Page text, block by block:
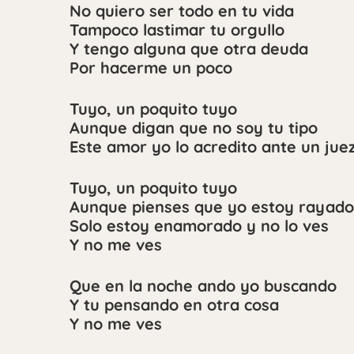
No quiero ser todo en tu vida
Tampoco lastimar tu orgullo
Y tengo alguna que otra deuda
Por hacerme un poco
Tuyo, un poquito tuyo
Aunque digan que no soy tu tipo
Este amor yo lo acredito ante un
Tuyo, un poquito tuyo
Aunque pienses que yo estoy rayado
Solo estoy enamorado y no lo ves
Y no me ves
Que en la noche ando yo buscando
Y tu pensando en otra cosa
Y no me ves